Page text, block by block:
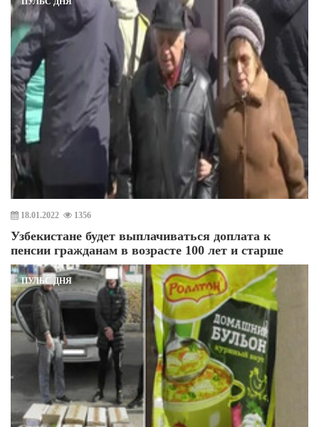
18.01.2022 1356
Узбекистане будет выплачиваться доплата к
пенсии гражданам в возрасте 100 лет и старше
ПУЛЬС ДНЯ